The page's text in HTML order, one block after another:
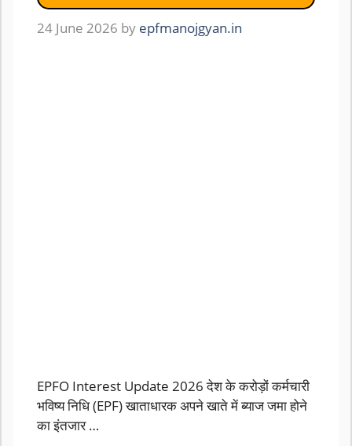
24 June 2026 by epfmanojgyan.in
EPFO Interest Update 2026 देश के करोड़ों कर्मचारी
भविष्य निधि (EPF) खाताधारक अपने खाते में ब्याज जमा होने
का इंतजार …